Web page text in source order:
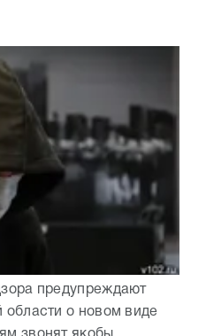
предупреждают
области о новом виде